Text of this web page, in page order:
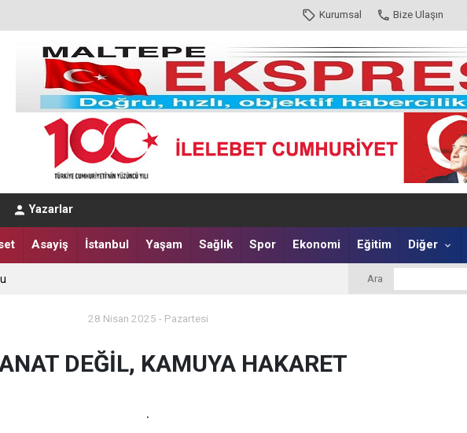
Kurumsal Bize Ulaşın
Yazarlar
Asayiş İstanbul Yaşam Sağlık Spor Ekonomi Eğitim Diğer
Ara
28 Nisan 2025 - Pazartesi
DEĞİL, KAMUYA HAKARET
.